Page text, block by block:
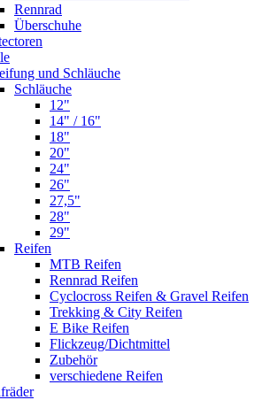
Rennrad
Überschuhe
und Schläuche
Schläuche
12"
14" / 16"
18"
20"
24"
26"
27,5"
28"
29"
Reifen
MTB Reifen
Rennrad Reifen
Cyclocross Reifen & Gravel Reifen
Trekking & City Reifen
E Bike Reifen
Flickzeug/Dichtmittel
Zubehör
verschiedene Reifen